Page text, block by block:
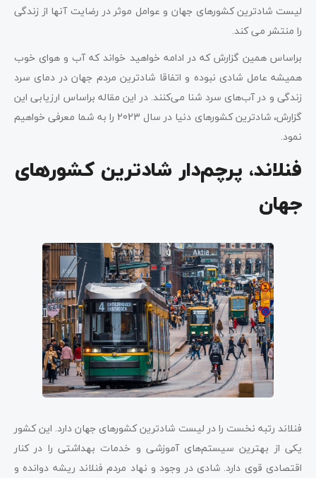
لیست شادترین کشورهای جهان و عوامل موثر در رضایت آنها از زندگی
را منتشر می کند.
براساس همین گزارش که در ادامه خواهید خواند که آب و هوای خوب
همیشه عامل شادی نبوده و اتفاقا شادترین مردم جهان در دمای سرد
زندگی و در آب‌های سرد شنا می‌کنند. در این مقاله براساس ارزیابی این
گزارش، شادترین کشورهای دنیا در سال 2023 را به شما معرفی خواهیم
نمود.
فنلاند، پرچم‌دار شادترین کشورهای
جهان
فنلاند رتبه نخست را در لیست شادترین کشورهای جهان دارد. این کشور
یکی از بهترین سیستم‌های آموزشی و خدمات بهداشتی را در کنار
اقتصادی قوی دارد. شادی در وجود و نهاد مردم فنلاند ریشه دوانده و